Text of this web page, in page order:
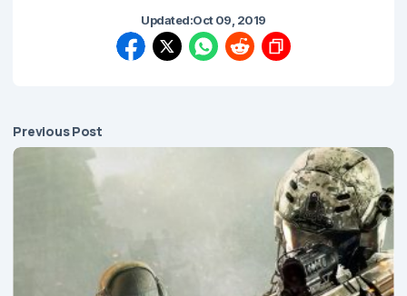
Updated:Oct 09, 2019
Previous Post